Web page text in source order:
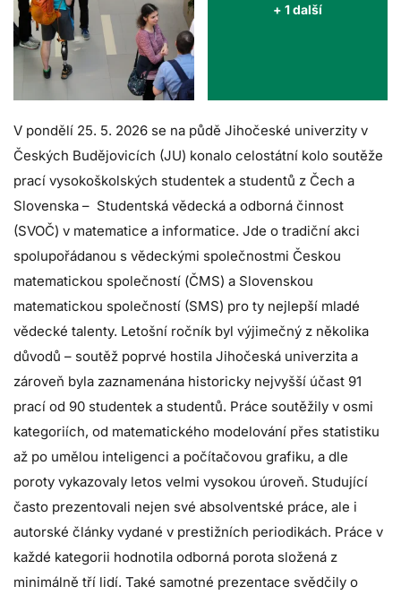
+ 1 další
V pondělí 25. 5. 2026 se na půdě Jihočeské univerzity v
Českých Budějovicích (JU) konalo celostátní kolo soutěže
prací vysokoškolských studentek a studentů z Čech a
Slovenska – Studentská vědecká a odborná činnost
(SVOČ) v matematice a informatice. Jde o tradiční akci
spolupořádanou s vědeckými společnostmi Českou
matematickou společností (ČMS) a Slovenskou
matematickou společností (SMS) pro ty nejlepší mladé
vědecké talenty. Letošní ročník byl výjimečný z několika
důvodů – soutěž poprvé hostila Jihočeská univerzita a
zároveň byla zaznamenána historicky nejvyšší účast 91
prací od 90 studentek a studentů. Práce soutěžily v osmi
kategoriích, od matematického modelování přes statistiku
až po umělou inteligenci a počítačovou grafiku, a dle
poroty vykazovaly letos velmi vysokou úroveň. Studující
často prezentovali nejen své absolventské práce, ale i
autorské články vydané v prestižních periodikách. Práce v
každé kategorii hodnotila odborná porota složená z
minimálně tří lidí. Také samotné prezentace svědčily o